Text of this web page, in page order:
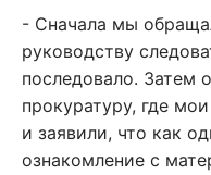
- Сначала мы
руководству
последовало. Затем
прокуратуру, где
и заявили, что как
ознакомление с